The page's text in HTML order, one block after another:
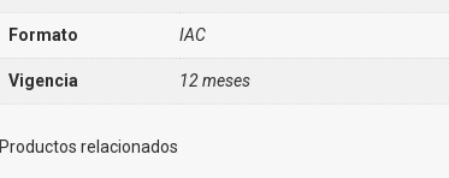
Formato IAC
Vigencia 12 meses
Productos relacionados